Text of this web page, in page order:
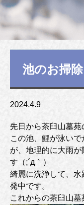
池のお掃除
2024.4.9
先日から茶臼山墓苑
この池、鯉が泳い
が、地理的に大雨
す（;´д｀）
綺麗に洗浄して、
発中です。
これからの茶臼山墓